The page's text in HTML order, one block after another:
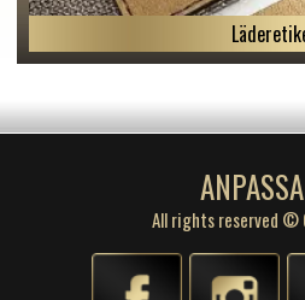
All rights reserved ©